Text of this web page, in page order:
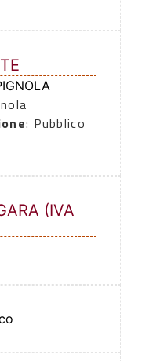
: Pubblico
(IVA